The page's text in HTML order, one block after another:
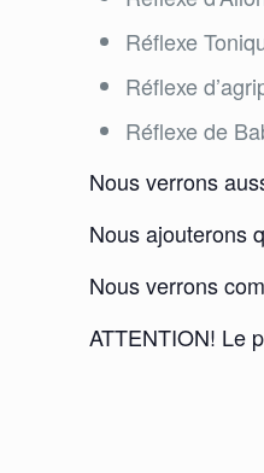
Réflexe
Réflexe
Réflexe de
Nous verrons
Nous ajouterons
Nous verrons
ATTENTION! Le